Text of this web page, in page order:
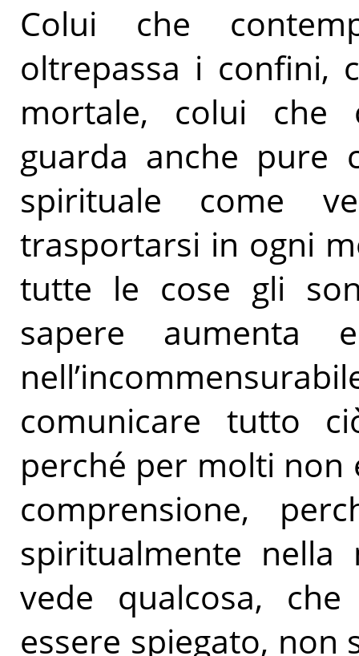
Colui che
oltrepassa i confini,
mortale, colui che
guarda anche pure
spirituale come
trasportarsi in ogni
tutte le cose gli
sapere
comunicare tutto
perché per molti non
comprensione,
spiritualmente
vede qualcosa,
essere spiegato, non